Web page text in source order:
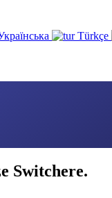
Türkçe
Switchere.